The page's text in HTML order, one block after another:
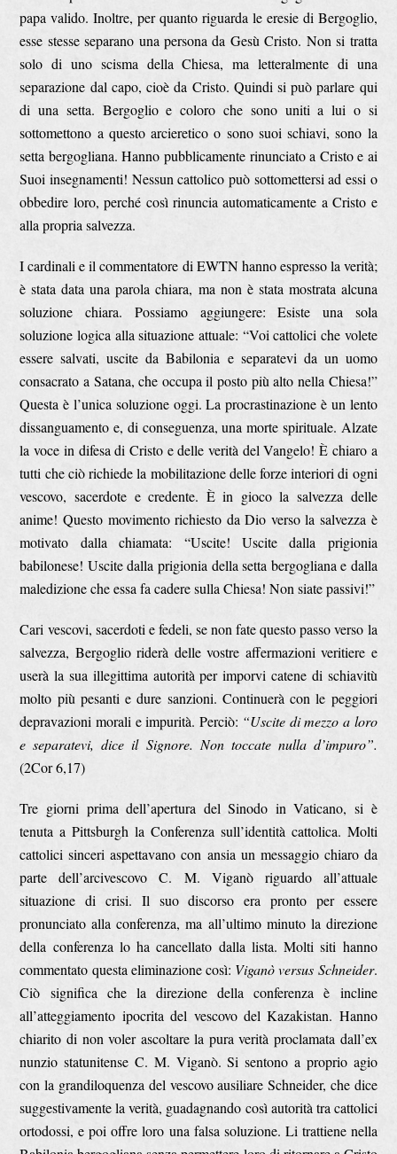
papa valido. Inoltre, per quanto riguarda le eresie di Bergoglio,
esse stesse separano una persona da Gesù Cristo. Non si tratta
solo di uno scisma della Chiesa, ma letteralmente di una
separazione dal capo, cioè da Cristo. Quindi si può parlare qui
di una setta. Bergoglio e coloro che sono uniti a lui o si
sottomettono a questo arcieretico o sono suoi schiavi, sono la
setta bergogliana. Hanno pubblicamente rinunciato a Cristo e ai
Suoi insegnamenti! Nessun cattolico può sottomettersi ad essi o
obbedire loro, perché così rinuncia automaticamente a Cristo e
alla propria salvezza.
I cardinali e il commentatore di EWTN hanno espresso la verità;
è stata data una parola chiara, ma non è stata mostrata alcuna
soluzione chiara. Possiamo aggiungere: Esiste una sola
soluzione logica alla situazione attuale: “Voi cattolici che volete
essere salvati, uscite da Babilonia e separatevi da un uomo
consacrato a Satana, che occupa il posto più alto nella Chiesa!”
Questa è l’unica soluzione oggi. La procrastinazione è un lento
dissanguamento e, di conseguenza, una morte spirituale. Alzate
la voce in difesa di Cristo e delle verità del Vangelo! È chiaro a
tutti che ciò richiede la mobilitazione delle forze interiori di ogni
vescovo, sacerdote e credente. È in gioco la salvezza delle
anime! Questo movimento richiesto da Dio verso la salvezza è
motivato dalla chiamata: “Uscite! Uscite dalla prigionia
babilonese! Uscite dalla prigionia della setta bergogliana e dalla
maledizione che essa fa cadere sulla Chiesa! Non siate passivi!”
Cari vescovi, sacerdoti e fedeli, se non fate questo passo verso la
salvezza, Bergoglio riderà delle vostre affermazioni veritiere e
userà la sua illegittima autorità per imporvi catene di schiavitù
molto più pesanti e dure sanzioni. Continuerà con le peggiori
depravazioni morali e impurità. Perciò: “Uscite di mezzo a loro
e separatevi, dice il Signore. Non toccate nulla d’impuro”.
(2Cor 6,17)
Tre giorni prima dell’apertura del Sinodo in Vaticano, si è
tenuta a Pittsburgh la Conferenza sull’identità cattolica. Molti
cattolici sinceri aspettavano con ansia un messaggio chiaro da
parte dell’arcivescovo C. M. Viganò riguardo all’attuale
situazione di crisi. Il suo discorso era pronto per essere
pronunciato alla conferenza, ma all’ultimo minuto la direzione
della conferenza lo ha cancellato dalla lista. Molti siti hanno
commentato questa eliminazione così: Viganò versus Schneider.
Ciò significa che la direzione della conferenza è incline
all’atteggiamento ipocrita del vescovo del Kazakistan. Hanno
chiarito di non voler ascoltare la pura verità proclamata dall’ex
nunzio statunitense C. M. Viganò. Si sentono a proprio agio
con la grandiloquenza del vescovo ausiliare Schneider, che dice
suggestivamente la verità, guadagnando così autorità tra cattolici
ortodossi, e poi offre loro una falsa soluzione. Li trattiene nella